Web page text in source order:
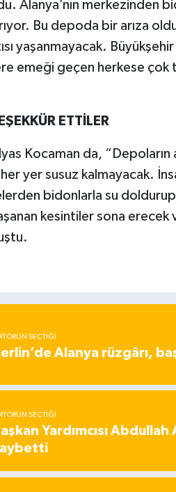
Alanya’nın merkezinden
Bu depoda bir arıza
yaşanmayacak.
emeği geçen herkese çok
ETTİLER
Kocaman da, “Depoların
yer susuz kalmayacak.
bidonlarla su
kesintiler sona
SEÇTIĞI
Alanya rüzgârı,
SEÇTIĞI
Yardımcısı